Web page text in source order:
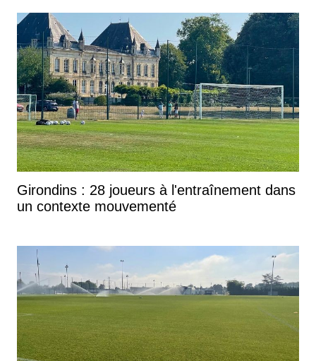
Girondins : 28 joueurs à l'entraînement dans
un contexte mouvementé